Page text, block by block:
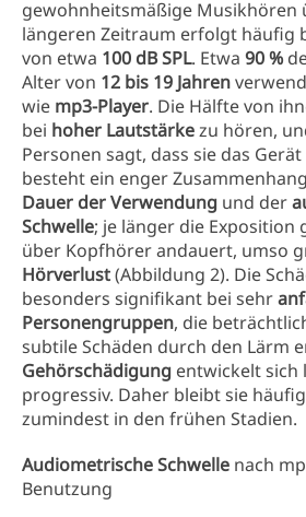
gewohnheitsmäßige Musikhören
längeren Zeitraum erfolgt häufig
von etwa 100 dB SPL. Etwa 90 %
Alter von 12 bis 19 Jahren
wie mp3-Player. Die Hälfte von
bei hoher Lautstärkezu hören,
Personen sagt, dass sie das
besteht ein enger
Dauer der Verwendung und der
Schwelle; je länger die Exposition
über Kopfhörer andauert, umso
Hörverlust(Abbildung 2). Die
besonders signifikant bei sehr
Personengruppen, die
subtile Schäden durch den Lärm
Gehörschädigung entwickelt sich
progressiv. Daher bleibt sie häufig
zumindest in den frühen Stadien.
Audiometrische Schwelle nach
Benutzung